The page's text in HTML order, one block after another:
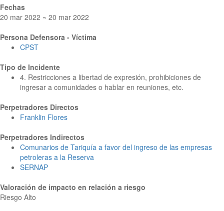
Fechas
20 mar 2022 ~ 20 mar 2022
Persona Defensora - Víctima
CPST
Tipo de Incidente
4. Restricciones a libertad de expresión, prohibiciones de
ingresar a comunidades o hablar en reuniones, etc.
Perpetradores Directos
Franklin Flores
Perpetradores Indirectos
Comunarios de Tariquía a favor del ingreso de las empresas
petroleras a la Reserva
SERNAP
Valoración de impacto en relación a riesgo
Riesgo Alto